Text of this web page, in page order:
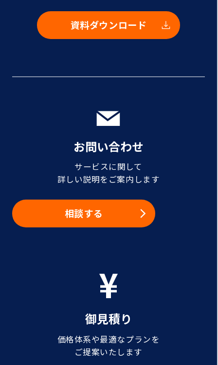
資料ダウンロード
お問い合わせ
サービスに関して
詳しい説明をご案内します
相談する
御見積り
価格体系や最適なプランを
ご提案いたします